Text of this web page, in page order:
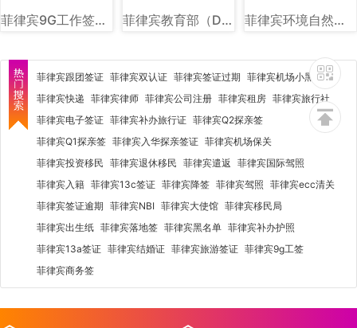
菲律宾9G工作签证样式图片讲解 菲律宾教育部（DEPED）图文讲解 菲律宾环境自然资源部（DENR）图文讲解
菲律宾跟团签证 菲律宾双认证 菲律宾签证过期 菲律宾机场小黑屋
菲律宾快递 菲律宾律师 菲律宾公司注册 菲律宾租房 菲律宾旅行社
菲律宾电子签证 菲律宾补办旅行证 菲律宾Q2探亲签
菲律宾Q1探亲签 菲律宾入华探亲签证 菲律宾机场保关
菲律宾投资移民 菲律宾退休移民 菲律宾遣返
菲律宾国际驾照
菲律宾入籍 菲律宾13c签证 菲律宾降签 菲律宾驾照 菲律宾ecc清关
菲律宾签证逾期 菲律宾NBI 菲律宾大使馆 菲律宾移民局
菲律宾出生纸 菲律宾落地签 菲律宾黑名单 菲律宾补办护照
菲律宾13a签证 菲律宾结婚证 菲律宾旅游签证 菲律宾9g工签
菲律宾商务签